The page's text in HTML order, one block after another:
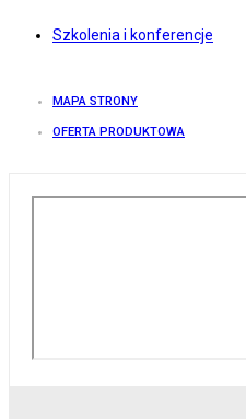
Szkolenia i konferencje
MAPA STRONY
OFERTA PRODUKTOWA